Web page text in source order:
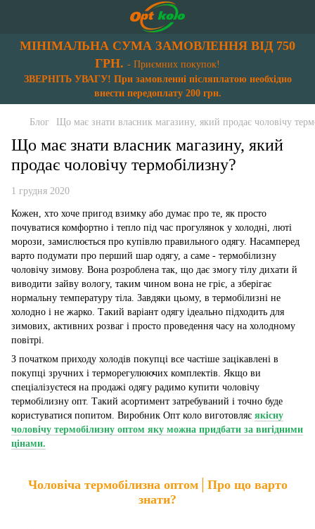
МІНІМАЛЬНА СУМА ЗАМОВЛЕННЯ ВІД 750
ГРН. - Приємних покупок!
ЗВЕРНІТЬ УВАГУ! При замовленні післяплатою необхідно
внести передоплату 200 грн.
Блог Що має знати власник магазину, який продає чоловічу
Що має знати власник магазину, який
продає чоловічу термобілизну?
1 грудня 2020
Кожен, хто хоче пригод взимку або думає про те, як просто
почуватися комфортно і тепло під час прогулянок у холодні, люті
морози, замислюється про купівлю правильного одягу. Насамперед
варто подумати про перший шар одягу, а саме - термобілизну
чоловічу зимову. Вона розроблена так, що дає змогу тілу дихати й
виводити зайву вологу, таким чином вона не гріє, а зберігає
нормальну температуру тіла. Завдяки цьому, в термобілизні не
холодно і не жарко. Такий варіант одягу ідеально підходить для
зимових, активних розваг і просто проведення часу на холодному
повітрі.
З початком приходу холодів покупці все частіше зацікавлені в
покупці зручних і терморегулюючих комплектів. Якщо ви
спеціалізуєтеся на продажі одягу радимо купити чоловічу
термобілизну опт. Такий асортимент затребуваний і точно буде
користуватися попитом. Виробник Опт коло виготовляє якісну
чоловічу термобілизну оптом яку можна придбати за вигідними
цінами.
Чоловіча термобілизна оптом│Про що варто
знати?